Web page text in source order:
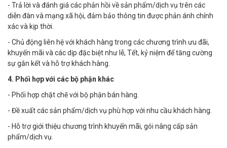
- Trả lời và đánh giá các phản hồi về sản phẩm/dịch vụ trên các
diễn đàn và mạng xã hội, đảm bảo thông tin được phản ánh chính
xác và kịp thời.
- Chủ động liên hệ với khách hàng trong các chương trình ưu đãi,
khuyến mãi và các dịp đặc biệt như lễ, Tết, kỷ niệm để tăng cường
sự gắn kết và hỗ trợ khách hàng.
4. Phối hợp với các bộ phận khác
- Phối hợp chặt chẽ với bộ phận bán hàng.
- Đề xuất các sản phẩm/dịch vụ phù hợp với nhu cầu khách hàng.
- Hỗ trợ giới thiệu chương trình khuyến mãi, gói nâng cấp sản
phẩm/dịch vụ.